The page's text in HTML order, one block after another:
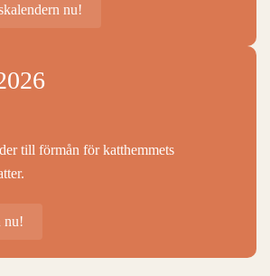
nu!
till förmån för katthemmets
nu!